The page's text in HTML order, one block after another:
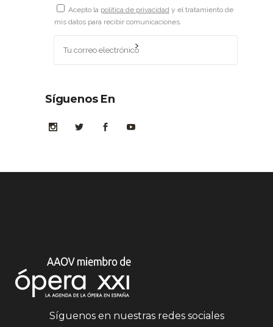
Acepto la política de privacidad y el tratamiento de
mis datos para recibir comunicaciones.
Síguenos En
Síguenos en nuestras redes sociales